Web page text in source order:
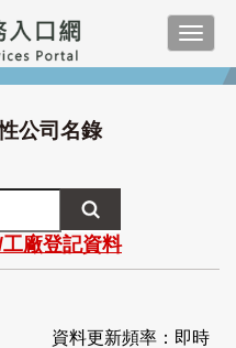
公司名錄
工廠登記資料
資料更新頻率：即時